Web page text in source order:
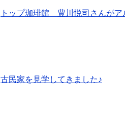
トップ珈琲館 豊川悦司さんがア
古民家を見学してきました♪